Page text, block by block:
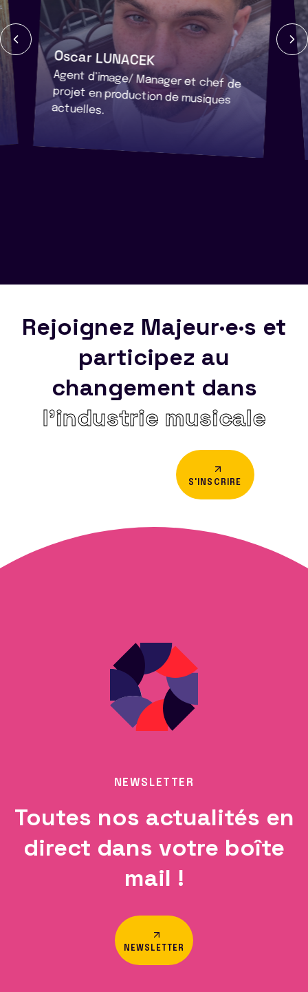
Oscar LUNACEK
Agent d’image/ Manager et chef de
projet en production de musiques
actuelles.
Rejoignez Majeur·e·s et
participez au
changement dans
l’industrie musicale
S'INSCRIRE
NEWSLETTER
Toutes nos actualités en
direct dans votre boîte
mail !
NEWSLETTER